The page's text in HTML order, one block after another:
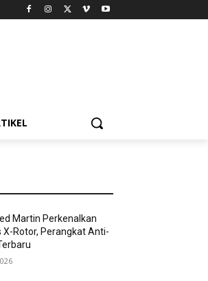
Martin Perkenalkan
X-Rotor, Perangkat Anti-